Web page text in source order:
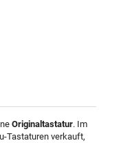
Originaltastatur. Im
Tastaturen verkauft,